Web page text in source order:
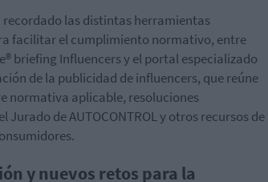
recordado las distintas herramientas
facilitar el cumplimiento normativo, entre
briefing Influencers y el portal especializado
de la publicidad de influencers, que reúne
normativa aplicable, resoluciones
de AUTOCONTROL y otros recursos de
y nuevos retos para la